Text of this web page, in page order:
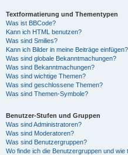
Textformatierung und Thementypen
Was ist BBCode?
Kann ich HTML benutzen?
Was sind Smilies?
Kann ich Bilder in meine Beiträge einfügen?
Was sind globale Bekanntmachungen?
Was sind Bekanntmachungen?
Was sind wichtige Themen?
Was sind geschlossene Themen?
Was sind Themen-Symbole?
Benutzer-Stufen und Gruppen
Was sind Administratoren?
Was sind Moderatoren?
Was sind Benutzergruppen?
Wo finde ich die Benutzergruppen und wie